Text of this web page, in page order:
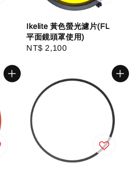
Ikelite 黃色螢光濾片(FL
平面鏡頭罩使用)
Regular
NT$ 2,100